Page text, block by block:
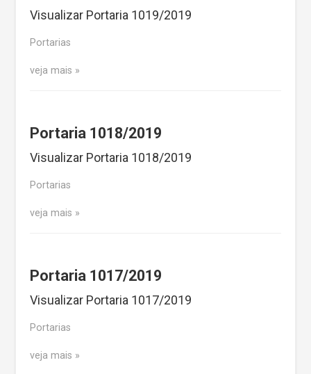
Visualizar Portaria 1019/2019
Portarias
veja mais
Portaria 1018/2019
Visualizar Portaria 1018/2019
Portarias
veja mais
Portaria 1017/2019
Visualizar Portaria 1017/2019
Portarias
veja mais